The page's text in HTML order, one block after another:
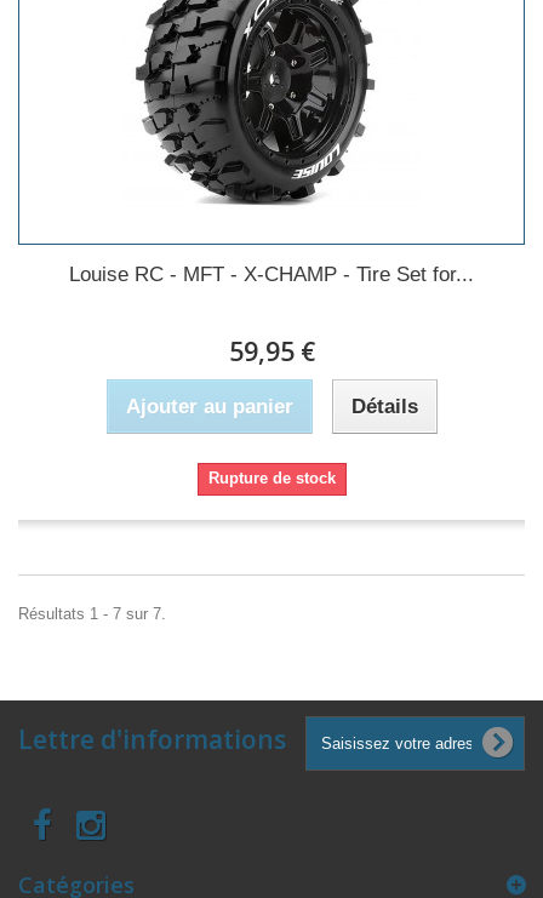
Louise RC - MFT - X-CHAMP - Tire Set for...
59,95 €
Ajouter au panier Détails
Rupture de stock
Résultats 1 - 7 sur 7.
Lettre d'informations
Catégories